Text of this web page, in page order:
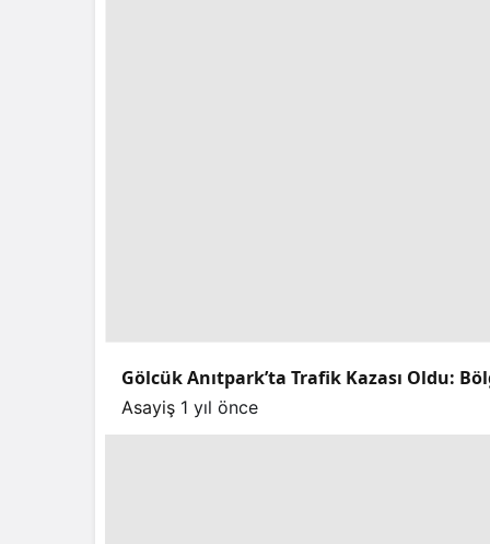
Gölcük Anıtpark’ta Trafik Kazası Oldu:
Asayiş 1 yıl önce